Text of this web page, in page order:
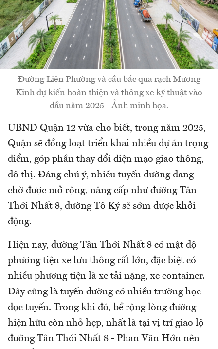
Đường Liên Phường và cầu bắc qua rạch Mương
Kinh dự kiến hoàn thiện và thông xe kỹ thuật vào
đầu năm 2025 - Ảnh minh họa.
UBND Quận 12 vừa cho biết, trong năm 2025,
Quận sẽ đồng loạt triển khai nhiều dự án trọng
điểm, góp phần thay đổi diện mạo giao thông,
đô thị. Đáng chú ý, nhiều tuyến đường đang
chờ được mở rộng, nâng cấp như đường Tân
Thới Nhất 8, đường Tô Ký sẽ sớm được khởi
động.
Hiện nay, đường Tân Thới Nhất 8 có mật độ
phương tiện xe lưu thông rất lớn, đặc biệt có
nhiều phương tiện là xe tải nặng, xe container.
Đây cũng là tuyến đường có nhiều trường học
dọc tuyến. Trong khi đó, bề rộng lòng đường
hiện hữu còn nhỏ hẹp, nhất là tại vị trí giao lộ
đường Tân Thới Nhất 8 - Phan Văn Hớn nên